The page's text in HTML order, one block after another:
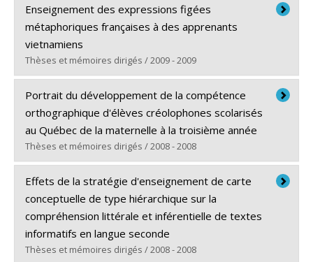
Diplômé(e) :Saboundjian, Rita
Cycle :Maîtrise
Diplôme obtenu :
Lien vers le document dans Papyrus
Enseignement des expressions figées
métaphoriques françaises à des apprenants
vietnamiens
Thèses et mémoires dirigés / 2009 - 2009
Diplômé(e) :Le, Thi Hoa
Cycle :Doctorat
Diplôme obtenu :Ph. D.
Lien vers le document dans Papyrus
Portrait du développement de la compétence
orthographique d'élèves créolophones scolarisés
au Québec de la maternelle à la troisième année
Thèses et mémoires dirigés / 2008 - 2008
Diplômé(e) :Fleuret, Carole
Cycle :Doctorat
Diplôme obtenu :Ph. D.
Lien vers le document dans Papyrus
Effets de la stratégie d'enseignement de carte
conceptuelle de type hiérarchique sur la
compréhension littérale et inférentielle de textes
informatifs en langue seconde
Thèses et mémoires dirigés / 2008 - 2008